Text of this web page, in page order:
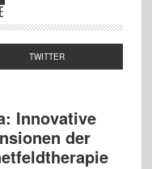
TWITTER
Innovative
der